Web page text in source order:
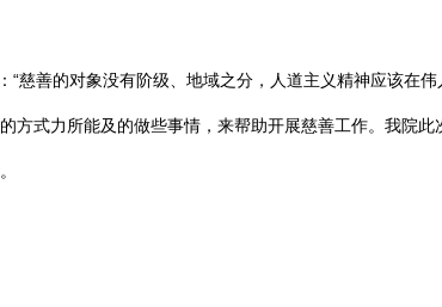
善的对象没有阶级、地域之分，人道主义精神应该在
式力所能及的做些事情，来帮助开展慈善工作。我院